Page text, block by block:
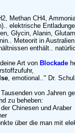
Methan CH4,
elektrische
Glycin, Alanin,
Meteorit in
enthält..
Art von Blockade
, emotional.." Dr.
von Jahren
zu beheben:
Chinesen und Araber
über die man mit